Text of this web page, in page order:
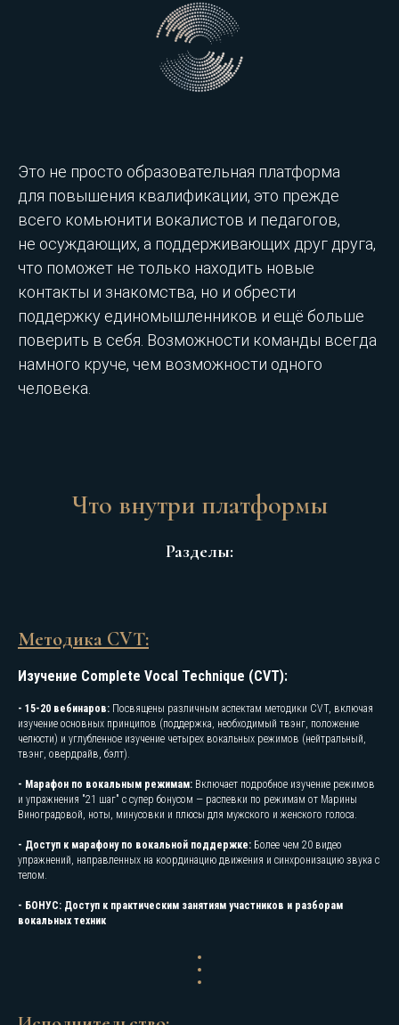
Это не просто образовательная платформа
для повышения квалификации, это прежде
всего комьюнити вокалистов и педагогов,
не осуждающих, а поддерживающих друг друга,
что поможет не только находить новые
контакты и знакомства, но и обрести
поддержку единомышленников и ещё больше
поверить в себя. Возможности команды всегда
намного круче, чем возможности одного
человека.
Что внутри платформы
Разделы:
Методика CVT:
Изучение Complete Vocal Technique (CVT):
- 15-20 вебинаров: Посвящены различным аспектам методики CVT, включая
изучение основных принципов (поддержка, необходимый твэнг, положение
челюсти) и углубленное изучение четырех вокальных режимов (нейтральный,
твэнг, овердрайв, бэлт).
- Марафон по вокальным режимам: Включает подробное изучение режимов
и упражнения "21 шаг" с супер бонусом — распевки по режимам от Марины
Виноградовой, ноты, минусовки и плюсы для мужского и женского голоса.
- Доступ к марафону по вокальной поддержке: Более чем 20 видео
упражнений, направленных на координацию движения и синхронизацию звука с
телом.
- БОНУС: Доступ к практическим занятиям участников и разборам
вокальных техник